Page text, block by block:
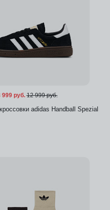
999 руб. 12 999 руб.
adidas Handball Spezial